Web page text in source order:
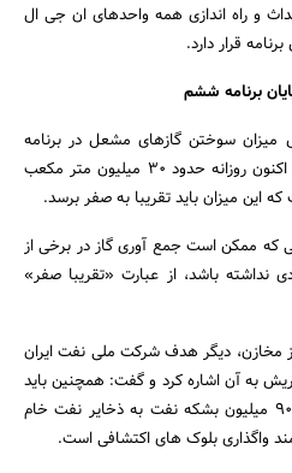
و راه اندازی همه واحدهای ان جی ال
قرار دارد.
برنامه ششم
میزان سوختن گازهای مشعل در برنامه
ششم توسعه خبر داد و افزود: هم اکنون روزانه حدود 30 میلیون متر مکعب
این میزان باید تقریبا به صفر برسد.
که ممکن است جمع آوری گاز در برخی از
نداشته باشد، از عبارت «تقریبا صفر»
مخازن، دیگر هدف شرکت ملی نفت ایران
به آن اشاره کرد و گفت: همچنین باید
در طول سال های برنامه، سالانه 900 میلیون بشکه نفت به ذخایر نفت خام
واگذاری بلوک های اکتشافی است.